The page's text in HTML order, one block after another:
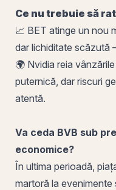
Ce nu trebuie să
📈 BET atinge un nou
dar lichiditate scăzută
🌍 Nvidia reia
puternică, dar riscuri
atentă.
Va ceda BVB sub
economice?
În ultima perioadă,
martoră la